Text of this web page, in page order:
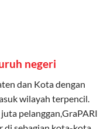
negeri
dan Kota dengan
wilayah terpencil.
pelanggan,GraPARI